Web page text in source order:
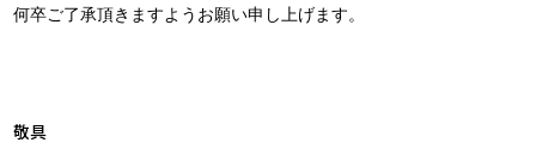
何卒ご了承頂きますようお願い申し上げます。
敬具